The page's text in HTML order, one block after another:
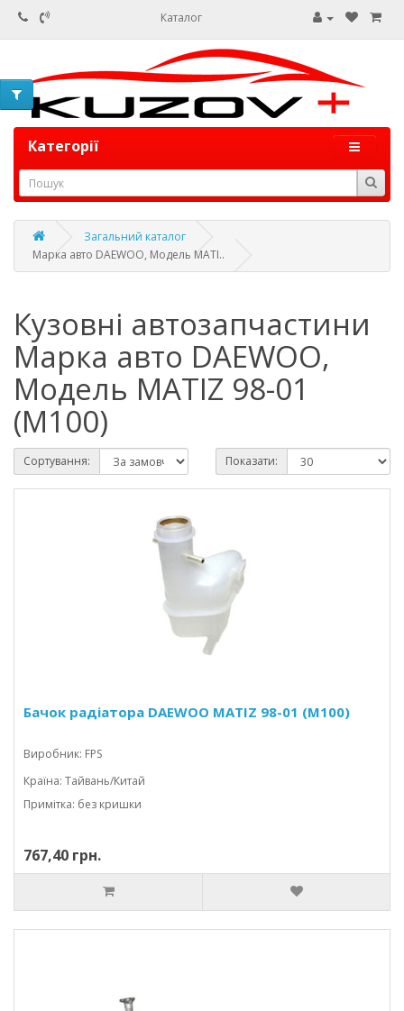
Каталог
Категорії
Загальний каталог
Марка авто DAEWOO, Модель MATI..
Кузовні автозапчастини
Марка авто DAEWOO,
Модель MATIZ 98-01
(M100)
Сортування: Показати:
Бачок радіатора DAEWOO MATIZ 98-01 (M100)
Виробник: FPS
Країна: Тайвань/Китай
Примітка: без кришки
767,40 грн.